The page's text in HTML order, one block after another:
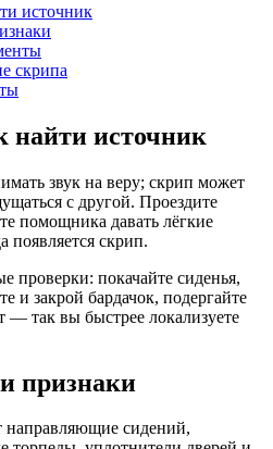
источник
скрипа
найти источник
звук на веру; скрип может
с другой. Проездите
помощника давать лёгкие
появляется скрип.
проверки: покачайте сиденья,
и закрой бардачок, подергайте
— так вы быстрее локализуете
признаки
направляющие сидений,